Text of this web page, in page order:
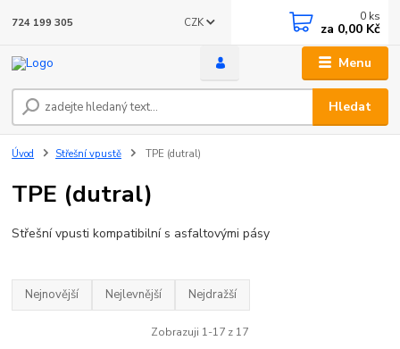
Menu
CZK
Hledat
724 199 305 0 ks
za 0,00 Kč
Úvod Střešní vpustě TPE (dutral)
TPE (dutral)
Střešní vpusti kompatibilní s asfaltovými pásy
Nejnovější Nejlevnější Nejdražší
Zobrazuji 1-17 z 17